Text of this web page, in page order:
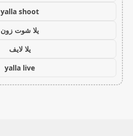
yalla shoot
يلا شوت زون
يلا لايف
yalla live